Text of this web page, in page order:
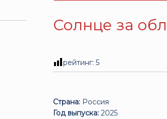
Солнце за
рейтинг:5
Страна: Россия
Год выпуска: 2025